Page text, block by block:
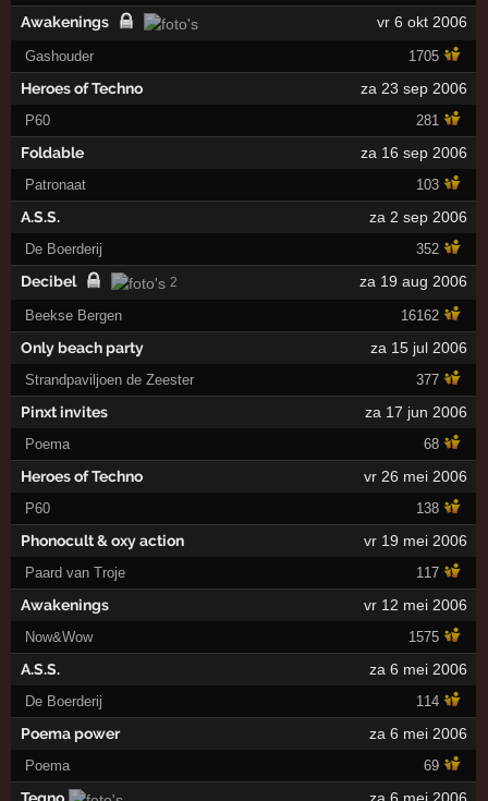
Awakenings vr 6 okt 2006
Gashouder 1705
Heroes of Techno za 23 sep 2006
P60 281
Foldable za 16 sep 2006
Patronaat 103
A.S.S. za 2 sep 2006
De Boerderij 352
Decibel 2 za 19 aug 2006
Beekse Bergen 16162
Only beach party za 15 jul 2006
Strandpaviljoen de Zeester 377
Pinxt invites za 17 jun 2006
Poema 68
Heroes of Techno vr 26 mei 2006
P60 138
Phonocult & oxy action vr 19 mei 2006
Paard van Troje 117
Awakenings vr 12 mei 2006
Now&Wow 1575
A.S.S. za 6 mei 2006
De Boerderij 114
Poema power za 6 mei 2006
Poema 69